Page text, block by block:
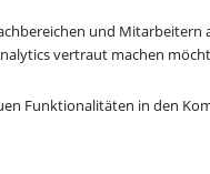
und
vertraut machen
Funktionalitäten in den